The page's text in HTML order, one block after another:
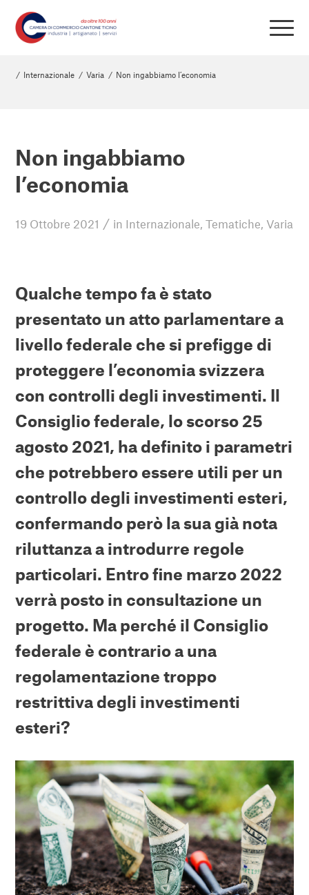
/ Internazionale / Varia / Non ingabbiamo l’economia
Non ingabbiamo
l’economia
19 Ottobre 2021 / in Internazionale,Tematiche, Varia
Qualche tempo fa è stato
presentato un atto parlamentare a
livello federale che si prefigge di
proteggere l’economia svizzera
con controlli degli investimenti. Il
Consiglio federale, lo scorso 25
agosto 2021, ha definito i parametri
che potrebbero essere utili per un
controllo degli investimenti esteri,
confermando però la sua già nota
riluttanza a introdurre regole
particolari. Entro fine marzo 2022
verrà posto in consultazione un
progetto. Ma perché il Consiglio
federale è contrario a una
regolamentazione troppo
restrittiva degli investimenti
esteri?